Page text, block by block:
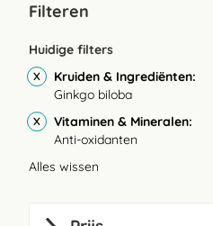
Filteren
Huidige filters
Kruiden & Ingrediënten
Ginkgo biloba
Vitaminen & Mineralen
Anti-oxidanten
Alles wissen